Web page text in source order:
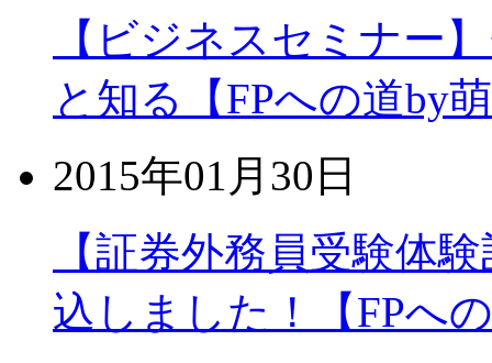
【ビジネスセミナー
と知る【FPへの道by
2015年01月30日
【証券外務員受験体
込しました！【FPへ